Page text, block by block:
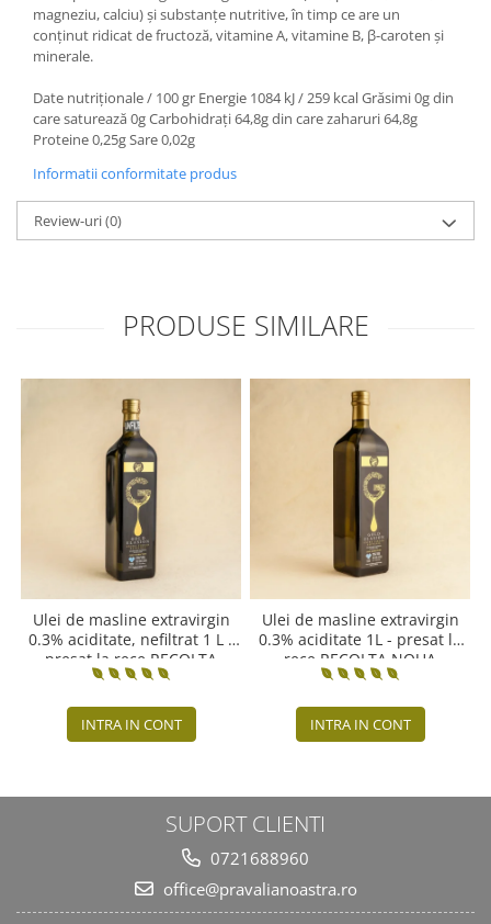
magneziu, calciu) și substanțe nutritive, în timp ce are un
conținut ridicat de fructoză, vitamine A, vitamine B, β-caroten și
minerale.
Date nutriționale / 100 gr Energie 1084 kJ / 259 kcal Grăsimi 0g din
care saturează 0g Carbohidrați 64,8g din care zaharuri 64,8g
Proteine 0,25g Sare 0,02g
Informatii conformitate produs
Review-uri(0)
PRODUSE SIMILARE
Ulei de masline extravirgin
0.3% aciditate, nefiltrat 1 L -
presat la rece RECOLTA
NOUA
INTRA IN CONT
Ulei de masline extravirgin
0.3% aciditate 1L - presat la
rece RECOLTA NOUA
INTRA IN CONT
SUPORT CLIENTI
0721688960
office@pravalianoastra.ro